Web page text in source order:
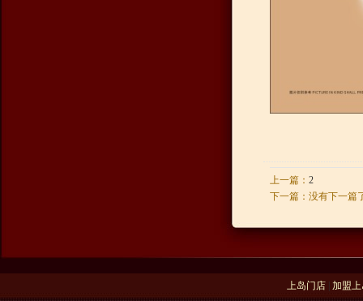
上一篇： 2
下一篇：没有下一篇
上岛门店 加盟